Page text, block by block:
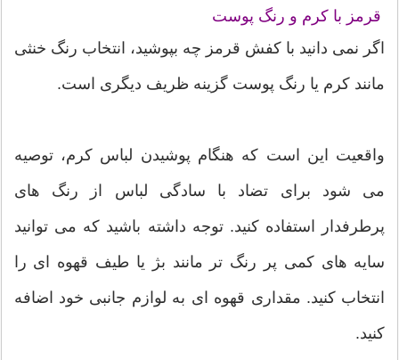
قرمز با کرم و رنگ پوست
اگر نمی دانید با کفش قرمز چه بپوشید، انتخاب رنگ خنثی
مانند کرم یا رنگ پوست گزینه ظریف دیگری است.
واقعیت این است که هنگام پوشیدن لباس کرم، توصیه
می شود برای تضاد با سادگی لباس از رنگ های
پرطرفدار استفاده کنید. توجه داشته باشید که می توانید
سایه های کمی پر رنگ تر مانند بژ یا طیف قهوه ای را
انتخاب کنید. مقداری قهوه ای به لوازم جانبی خود اضافه
کنید.